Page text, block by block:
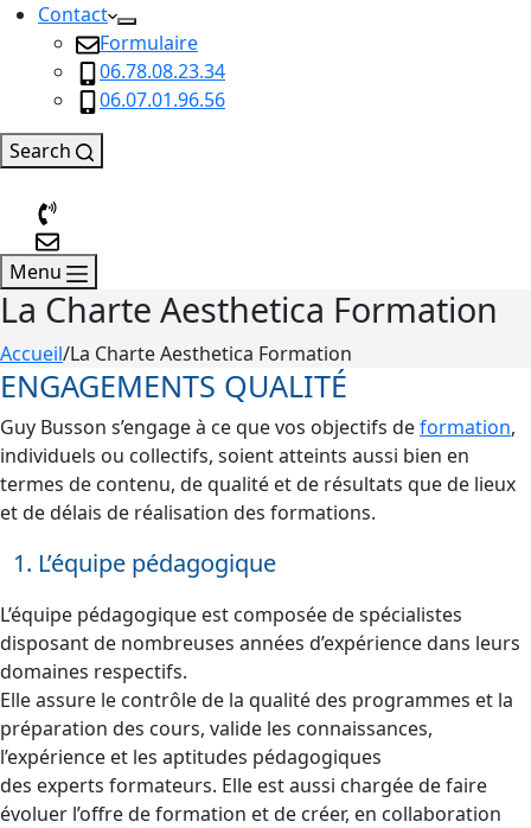
Contact
Formulaire
06.78.08.23.34
06.07.01.96.56
Search
Menu
La Charte Aesthetica Formation
Accueil/La Charte Aesthetica Formation
ENGAGEMENTS QUALITÉ
Guy Busson s’engage à ce que vos objectifs deformation,
individuels ou collectifs, soient atteints aussi bien en
termes de contenu, de qualité et de résultats que de lieux
et de délais de réalisation des formations.
L’équipe pédagogique
L’équipe pédagogique est composée de spécialistes
disposant de nombreuses années d’expérience dans leurs
domaines respectifs.
Elle assure le contrôle de la qualité des programmes et la
préparation des cours, valide les connaissances,
l’expérience et les aptitudes pédagogiques
des experts formateurs. Elle est aussi chargée de faire
évoluer l’offre de formation et de créer, en collaboration